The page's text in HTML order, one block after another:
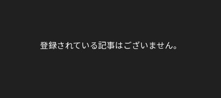
登録されている記事はございません。